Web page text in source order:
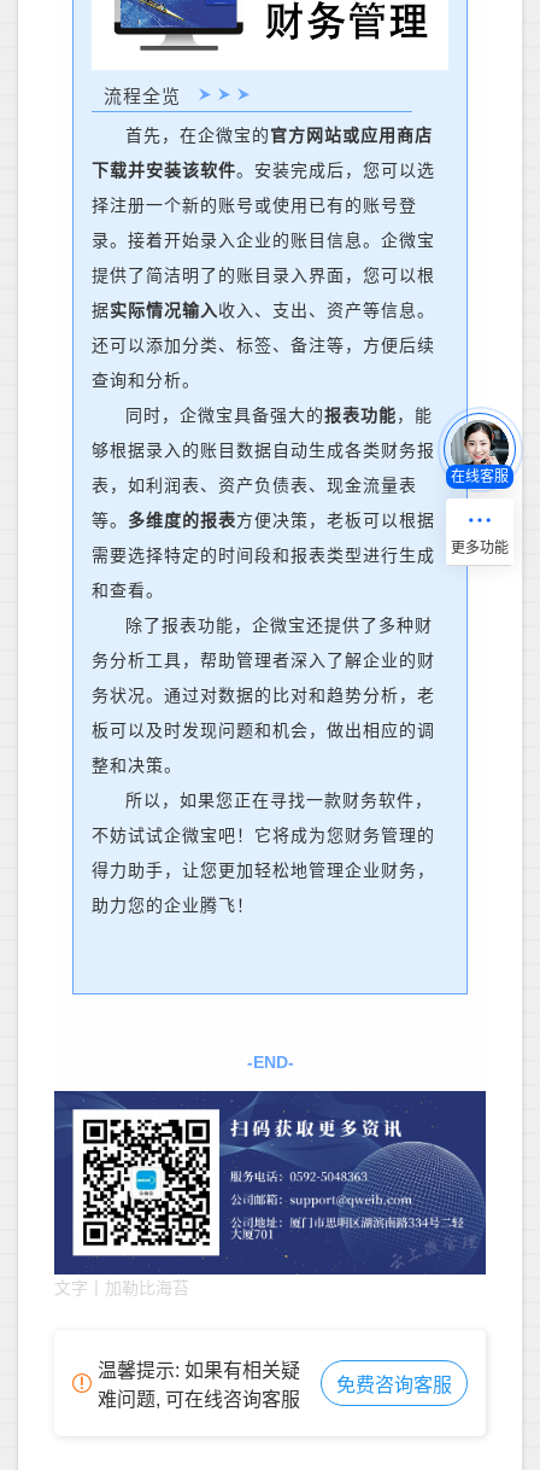
流程全览
首先，在企微宝的 官方网站或应用商店
下载并安装该软件。安装完成后，您可以选
择注册一个新的账号或使用已有的账号登
录。 接着开始录入企业的账目信息。企微宝
提供了简洁明了的账目录入界面，您可以根
据实际情况输入 收入、支出、资产等信息。
还可以添加分类、标签、备注等，方便后续
查询和分析。
同时， 企微宝具备强大的报表功能 ，能
够根据录入的账目数据自动生成各类财务报
表，如利润表、资产负债表、现金流量表
等。 多维度的报表方便决策，老板 可以根据
需要选择特定的时间段和报表类型进行生成
和查看。
除了报表功能，企微宝还提供了多种财
务分析工具，帮助管理者深入了解企业的财
务状况。通过对数据的比对和趋势分析， 老
板 可以及时发现问题和机会，做出相应的调
整和决策。
所以，如果您正在寻找一款财务软件，
不妨试试企微宝吧！它将成为您财务管理的
得力助手，让您更加轻松地管理企业财务，
助力您的企业腾飞！
-END-
文字丨加勒比海苔
温馨提示: 如果有相关疑
难问题, 可在线咨询客服
免费咨询客服
在线客服